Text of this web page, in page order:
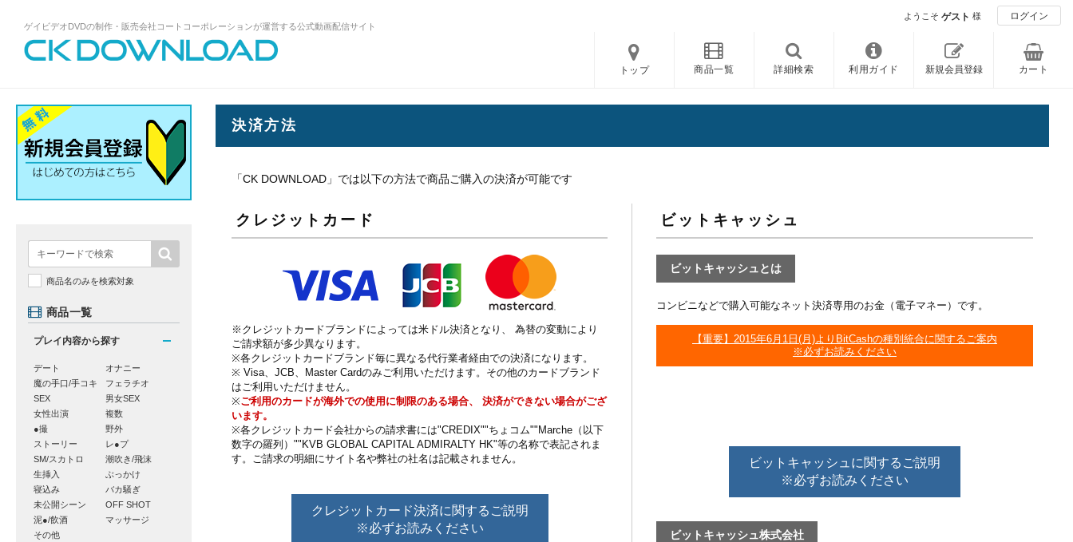
ゲイビデオDVDの制作・販売会社コートコーポレーションが運営する公式動画配信サイト
信サイトCK DOWNLOADトップページへ
ようこそ ゲスト 様 ログイン
トップ 商品一覧 詳細検索 利用ガイド 新規会員登録 カート
決済方法
「CK DOWNLOAD」では以下の方法で商品ご購入の決済が可能です
クレジットカード
※クレジットカードブランドによっては米ドル決済となり、 為替の変動により
ご請求額が多少異なります。
※各クレジットカードブランド毎に異なる代行業者経由での決済になります。
※ Visa、JCB、Master Cardのみご利用いただけます。その他のカードブランド
はご利用いただけません。
※ご利用のカードが海外での使用に制限のある場合、 決済ができない場合がござ
います。
※各クレジットカード会社からの請求書には"CREDIX""ちょコム""Marche（以下
数字の羅列）""KVB GLOBAL CAPITAL ADMIRALTY HK"等の名称で表記されま
す。ご請求の明細にサイト名や弊社の社名は記載されません。
クレジットカード決済に関するご説明
※必ずお読みください
ビットキャッシュ
ビットキャッシュとは
コンビニなどで購入可能なネット決済専用のお金（電子マネー）です。
【重要】2015年6月1日(月)よりBitCashの種別統合に関するご案内
※必ずお読みください
ビットキャッシュに関するご説明
※必ずお読みください
ビットキャッシュ株式会社
商品名のみを検索対象
商品一覧
プレイ内容から探す
デート
オナニー
魔の手口/手コキ
フェラチオ
SEX
男女SEX
女性出演
複数
●撮
野外
ストーリー
レ●プ
SM/スカトロ
潮吹き/飛沫
生挿入
ぶっかけ
寝込み
バカ騒ぎ
未公開シーン
OFF SHOT
泥●/飲酒
マッサージ
その他